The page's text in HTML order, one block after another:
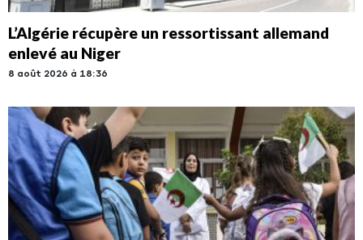
L’Algérie récupère un ressortissant allemand
enlevé au Niger
8 août 2026 à 18:36